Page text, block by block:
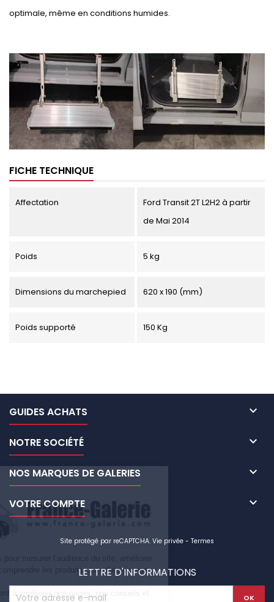
votre navigation et mieux comprendre les produits consultés par nos
Ces informations nous aident à améliorer nos pages, nos conseils et
optimale, même en conditions humides.
FICHE TECHNIQUE
Affectation
Ford Transit 2T L2H2 à partir
de Mai 2014
Poids 5 kg
Dimensions du marchepied 620 x 190 (mm)
Poids supporté 150 Kg
GUIDES ACHATS 
NOTRE SOCIÉTÉ 
NOS MARQUES DE GALERIES 
VOTRE COMPTE 
Site protégé par reCAPTCHA. Vie privée - Termes
LETTRE D'INFORMATIONS